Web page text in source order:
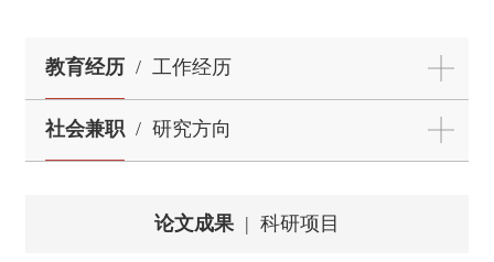
教育经历 / 工作经历
社会兼职 / 研究方向
论文成果 | 科研项目